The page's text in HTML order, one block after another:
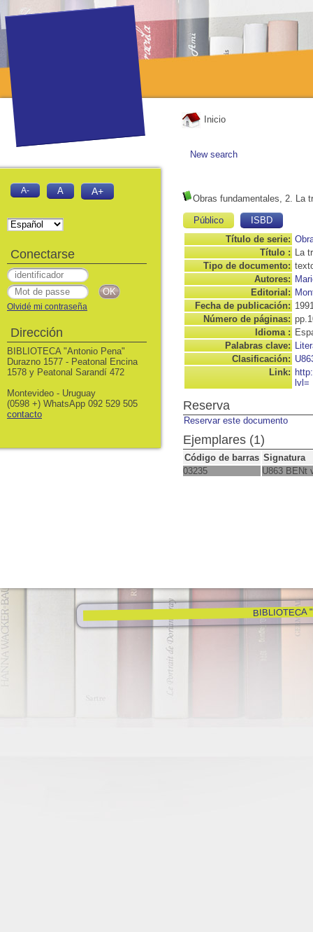
Inicio
New search
Obras fundamentales, 2. La
Público
ISBD
Título de serie:
Título : La
Tipo de documento:
Autores:
Editorial:
Fecha de publicación:
Número de páginas:
Idioma :
Palabras clave:
Clasificación:
Link:
lvl=
Reserva
Reservar este documento
Ejemplares (1)
Código de barras Signatura
03235
U863 BENt
BIBLIOTECA
A- A A+
Conectarse
Olvidé mi contraseña
Dirección
BIBLIOTECA "Antonio Pena"
Durazno 1577 - Peatonal Encina
1578 y Peatonal Sarandí 472
Montevideo - Uruguay
(0598 +) WhatsApp 092 529 505
contacto